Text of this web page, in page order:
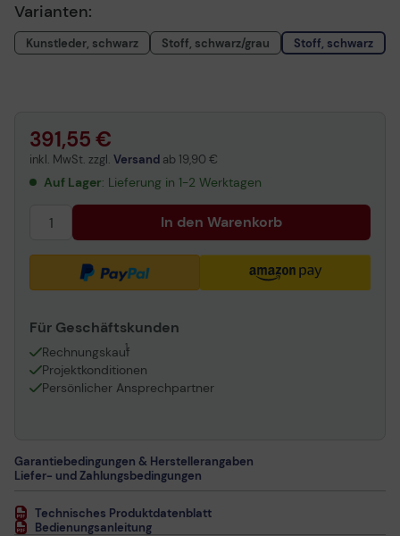
Varianten:
Kunstleder, schwarz Stoff, schwarz/grau Stoff, schwarz
391,55 €
inkl. MwSt. zzgl. Versand ab 19,90 €
Auf Lager: Lieferung in 1-2 Werktagen
In den Warenkorb
Für Geschäftskunden
Rechnungskauf
1
Projektkonditionen
Persönlicher Ansprechpartner
Garantiebedingungen & Herstellerangaben
Liefer- und Zahlungsbedingungen
Technisches Produktdatenblatt
Bedienungsanleitung